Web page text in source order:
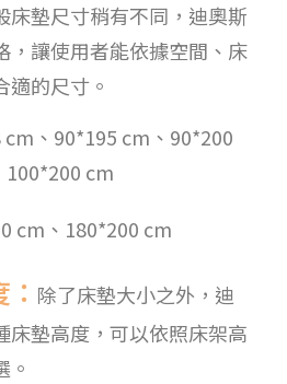
床墊尺寸稍有不同，迪奧斯
，讓使用者能依據空間、床
適的尺寸。
cm、90*195 cm、90*200
cm
cm、180*200 cm
： 除了床墊大小之外，迪
床墊高度，可以依照床架高
。